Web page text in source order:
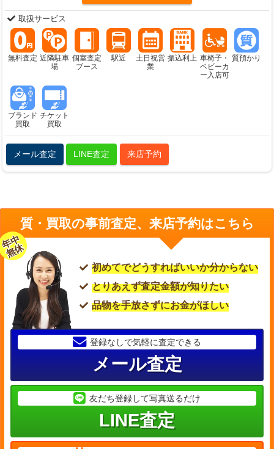
取扱サービス
無料査定 近隣駐車
場
個室査定
ブース
駅近
土日祝営
業
振込利上 車椅子・
ベビーカ
ー入店可
質預かり
ブランド
買取
チケット
買取
メール査定 LINE査定 来店予約
質・買取の事前査定、来店予約はこちら
年中
無休
初めてでどうすればいいか分からない
とりあえず査定金額が知りたい
品物を手放さずにお金がほしい
登録なしで気軽に査定できる
メール査定
友だち登録して写真送るだけ
LINE査定